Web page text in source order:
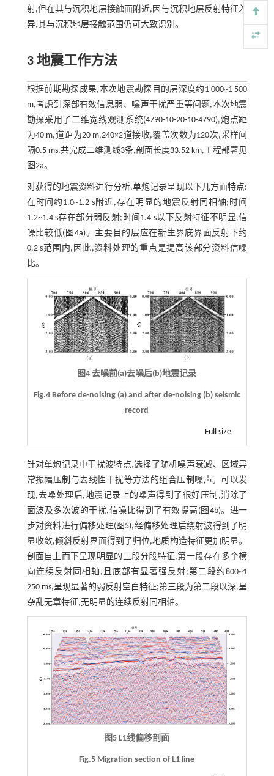
射,但在其与沉积地层接触面附近,因与沉积地层反射特征差
异,其与沉积地层接触范围仍可大致识别。
3 地震工作方法
根据前期勘探成果,本次地震勘探目的层深度约1 000~1 500
m,考虑到深部有效信息弱、噪声干扰严重等问题,本次地震
勘探采用了二维宽线观测系统(4790-10-20-10-4790),炮点距
为40 m,道距为20 m,240×2道接收,覆盖次数为120次,采样间
隔0.5 ms,共完成二维测线3条,剖面长度33.52 km,工程部署见
图2a。
对获得的地震资料进行分析,单炮记录呈现以下几方面特点:
在时间约1.0~1.2 s附近,存在明显的地震反射同相轴;时间
1.2~1.4 s存在部分弱反射;时间1.4 s以下反射特征不明显,信
噪比较低( 图4a)。主要目的层应在新生界底界面反射下约
0.2 s范围内,因此,资料处理的重点是提高该部分资料信噪
比。
图4 去噪前(a)去噪后(b)地震记录
Fig.4 Before de-noising (a) and after de-noising (b) seismic
record
Full size
针对单炮记录中干扰波特点,选择了随机噪声衰减、区域异
常振幅压制与去线性干扰等方法的组合压制噪声。可以发
现,去噪处理后,地震记录上的噪声得到了很好压制,消除了
面波及多次波的干扰,信噪比得到了有效提高(图4b)。进一
步对资料进行偏移处理(图5),经偏移处理后绕射波得到了明
显收敛,倾斜反射界面得到了归位,地质构造特征更加明显。
剖面自上而下呈现明显的三段分段特征,第一段存在多个横
向连续反射同相轴,且底部有显著强反射;第二段约800~1
250 ms,呈现显著的弱反射空白特征;第三段为第二段以深,呈
杂乱无章特征,无明显的连续反射同相轴。
图5 L1线偏移剖面
Fig.5 Migration section of L1 line